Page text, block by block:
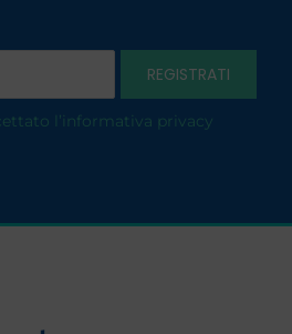
l’informativa privacy